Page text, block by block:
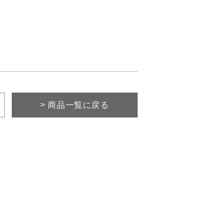
> 商品一覧に戻る